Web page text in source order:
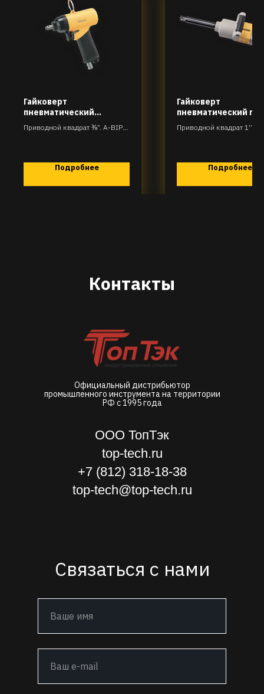
Гайковерт
пневматический
ударный
Приводной квадрат ⅜”. A-BIP-
Подробнее
Гайковерт
пневматический
ударный с
шпинделем 6.
Приводной квадрат 1’’
Подробнее
Контакты
ООО ТопТэк
top-tech.ru
+7 (812) 318-18-38
top-tech@top-tech.ru
Официальный дистрибьютор
промышленного инструмента на территории
РФ с 1995 года
Связаться с нами